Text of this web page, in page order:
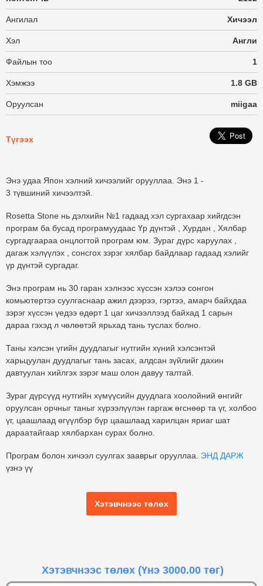
Ангилал Хичээл
Хэл Англи
Файлын тоо 1
Хэмжээ 1.8 GB
Оруулсан miigaa
Түгээх
Энэ удаа Япон хэлний хичээлийг орууллаа. Энэ 1 -
3 түвшиний хичээлтэй.
Rosetta Stone нь дэлхийн №1 гадаад хэл сургахаар хийгдсэн
програм ба бусад програмуудаас Үр дүнтэй , Хурдан , Хялбар
сургадгаараа онцлогтой програм юм. Зураг дүрс харуулах ,
дагаж хэлүүлэх , сонсгох зэрэг хялбар байдлаар гадаад хэлийг
үр дүнтэй сургадаг.
Энэ програм нь 30 гаран хэлнээс хүссэн хэлээ сонгон
комьютертээ суулгаснаар ажил дээрээ, гэртээ, амарч байхдаа
зэрэг хүссэн үедээ өдөрт 1 цаг хичээллээд байхад 1 сарын
дараа гэхэд л чөлөөтэй ярьхад тань туслах болно.
Таны хэлсэн үгийн дуудлагыг нутгийн хүний хэлсэнтэй
харьцуулан дуудлагыг тань засах, алдсан зүйлийг дахин
давтуулан хийлгэх зэрэг маш олон давуу талтай.
Зураг дүрсүүд нутгийн хүмүүсийн дуудлага хоолойний өнгийг
оруулсан орчныг таныг хүрээлүүлэн гаргаж өгснөөр та үг, холбоо
үг, цаашлаад өгүүлбэр бүр цаашлаад харилцан яриаг шат
дараатайгаар хялбархан сурах болно.
Програм болон хичээл суулгах зааврыг орууллаа. ЭНД ДАРЖ
үзнэ үү
Хэтэвчнээс төлөх
Хэтэвчнээс төлөх (Үнэ 3000.00 төг)